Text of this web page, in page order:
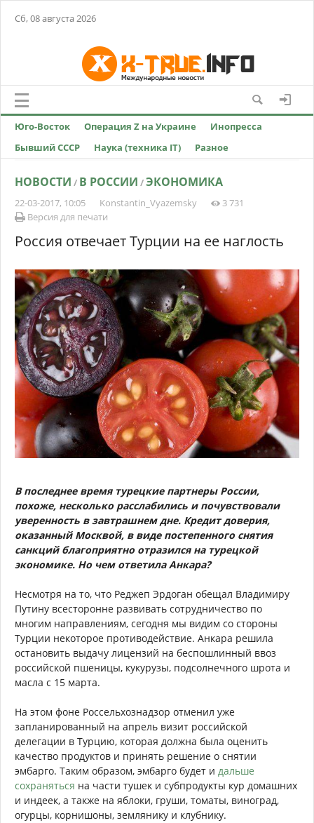
Сб, 08 августа 2026
Юго-Восток Операция Z на Украине
Инопресса
Бывший СССР
Наука (техника IT) Разное
НОВОСТИ / В РОССИИ /ЭКОНОМИКА
22-03-2017, 10:05 Konstantin_Vyazemsky
3 731
Версия для печати
Россия отвечает Турции на ее наглость
В последнее время турецкие партнеры России,
похоже, несколько расслабились и почувствовали
уверенность в завтрашнем дне. Кредит доверия,
оказанный Москвой, в виде постепенного снятия
санкций благоприятно отразился на турецкой
экономике. Но чем ответила Анкара?
Несмотря на то, что Реджеп Эрдоган обещал Владимиру
Путину всесторонне развивать сотрудничество по
многим направлениям, сегодня мы видим со стороны
Турции некоторое противодействие. Анкара решила
остановить выдачу лицензий на беспошлинный ввоз
российской пшеницы, кукурузы, подсолнечного шрота и
масла с 15 марта.
На этом фоне Россельхознадзор отменил уже
запланированный на апрель визит российской
делегации в Турцию, которая должна была оценить
качество продуктов и принять решение о снятии
эмбарго. Таким образом, эмбарго будет и дальше
сохраняться на части тушек и субпродукты кур домашних
и индеек, а также на яблоки, груши, томаты, виноград,
огурцы, корнишоны, землянику и клубнику.